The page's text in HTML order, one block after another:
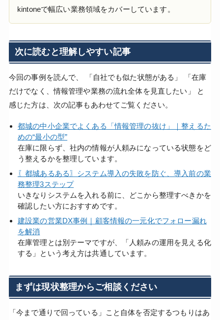
kintoneで幅広い業務領域をカバーしています。
次に読むと理解しやすい記事
今回の事例を読んで、 「自社でも似た状態がある」 「在庫
だけでなく、情報管理や業務の流れ全体を見直したい」 と
感じた方は、次の記事もあわせてご覧ください。
都城の中小企業でよくある「情報管理の抜け」｜整えるた
めの“最小の型”
在庫に限らず、社内の情報が人頼みになっている状態をど
う整えるかを整理しています。
〖都城あるある〗システム導入の失敗を防ぐ、導入前の業
務整理3ステップ
いきなりシステムを入れる前に、どこから整理すべきかを
確認したい方におすすめです。
建設業の営業DX事例｜顧客情報の一元化でフォロー漏れ
を解消
在庫管理とは別テーマですが、「人頼みの運用を見える化
する」という考え方は共通しています。
まずは現状整理からご相談ください
「今まで通りで回っている」こと自体を否定するつもりはあ